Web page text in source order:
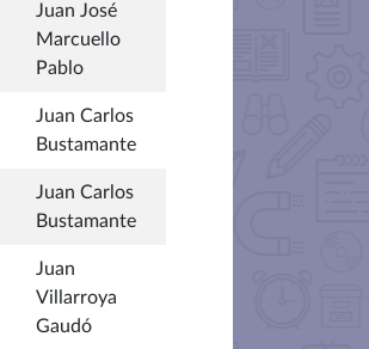
Juan José
Marcuello
Pablo
Juan Carlos
Bustamante
Juan Carlos
Bustamante
Juan
Villarroya
Gaudó